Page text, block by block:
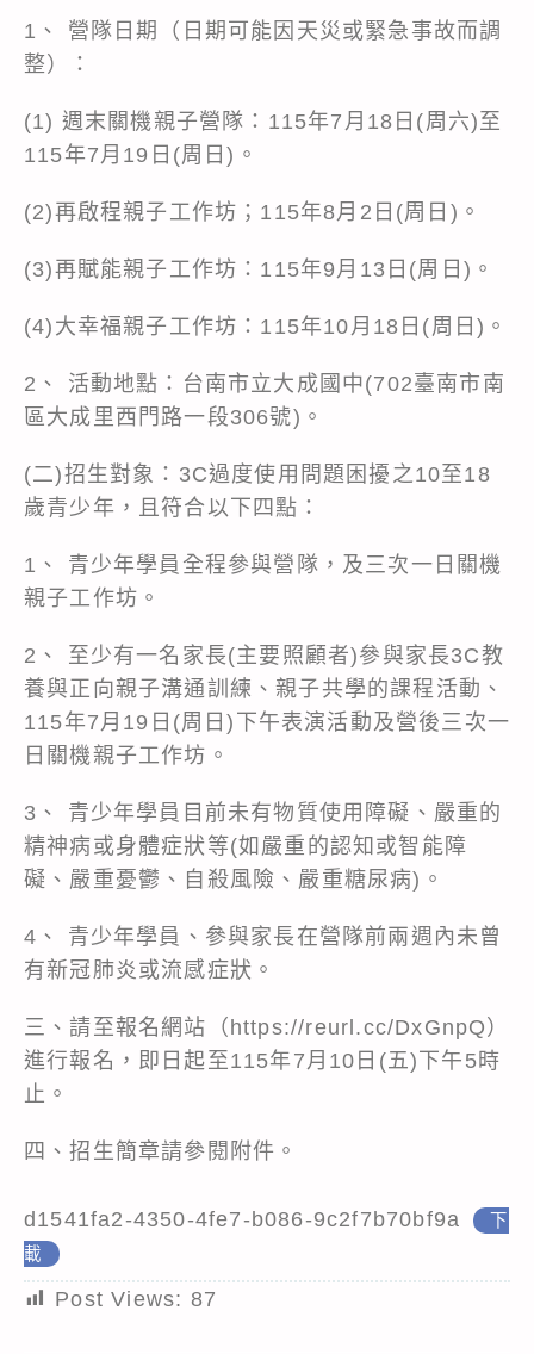
1、 營隊日期（日期可能因天災或緊急事故而調
整）：
(1) 週末關機親子營隊：115年7月18日(周六)至
115年7月19日(周日)。
(2)再啟程親子工作坊；115年8月2日(周日)。
(3)再賦能親子工作坊：115年9月13日(周日)。
(4)大幸福親子工作坊：115年10月18日(周日)。
2、 活動地點：台南市立大成國中(702臺南市南
區大成里西門路一段306號)。
(二)招生對象：3C過度使用問題困擾之10至18
歲青少年，且符合以下四點：
1、 青少年學員全程參與營隊，及三次一日關機
親子工作坊。
2、 至少有一名家長(主要照顧者)參與家長3C教
養與正向親子溝通訓練、親子共學的課程活動、
115年7月19日(周日)下午表演活動及營後三次一
日關機親子工作坊。
3、 青少年學員目前未有物質使用障礙、嚴重的
精神病或身體症狀等(如嚴重的認知或智能障
礙、嚴重憂鬱、自殺風險、嚴重糖尿病)。
4、 青少年學員、參與家長在營隊前兩週內未曾
有新冠肺炎或流感症狀。
三、請至報名網站（https://reurl.cc/DxGnpQ）
進行報名，即日起至115年7月10日(五)下午5時
止。
四、招生簡章請參閱附件。
d1541fa2-4350-4fe7-b086-9c2f7b70bf9a
下
載
Post Views: 87